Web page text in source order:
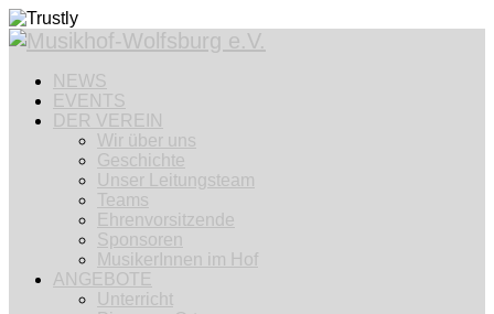
NEWS
EVENTS
DER VEREIN
Wir über uns
Geschichte
Unser Leitungsteam
Teams
Ehrenvorsitzende
Sponsoren
MusikerInnen im Hof
ANGEBOTE
Unterricht